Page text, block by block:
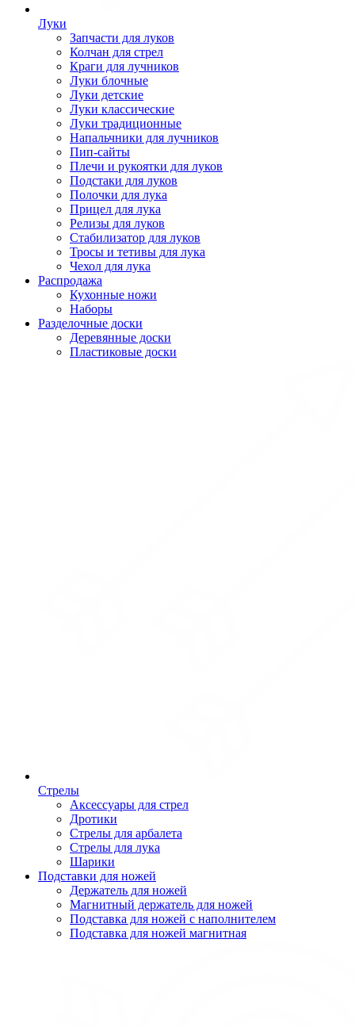
Луки
Запчасти для луков
Колчан для стрел
Краги для лучников
Луки блочные
Луки детские
Луки классические
Луки традиционные
Напальчники для лучников
Пип-сайты
Плечи и рукоятки для луков
Подстаки для луков
Полочки для лука
Прицел для лука
Релизы для луков
Стабилизатор для луков
Тросы и тетивы для лука
Чехол для лука
Распродажа
Кухонные ножи
Наборы
Разделочные доски
Деревянные доски
Пластиковые доски
Стрелы
Аксессуары для стрел
Дротики
Стрелы для арбалета
Стрелы для лука
Шарики
Подставки для ножей
Держатель для ножей
Магнитный держатель для ножей
Подставка для ножей с наполнителем
Подставка для ножей магнитная